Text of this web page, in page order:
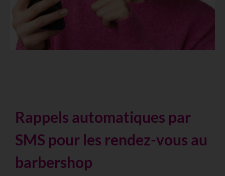
Rappels automatiques par
SMS pour les rendez-vous au
barbershop